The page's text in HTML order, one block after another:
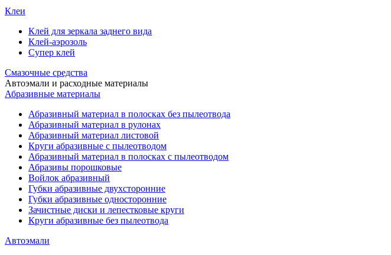
Клеи
Клей для зеркала заднего вида
Клей-аэрозоль
Супер клей
Смазочные средства
Автоэмали и расходные материалы
Абразивные материалы
Абразивный материал в полосках без пылеотвода
Абразивный материал в рулонах
Абразивный материал листовой
Круги абразивные с пылеотводом
Абразивный материал в полосках с пылеотводом
Абразивы порошковые
Войлок абразивный
Губки абразивные двухсторонние
Губки абразивные односторонние
Зачистные диски и лепестковые круги
Круги абразивные без пылеотвода
Автоэмали